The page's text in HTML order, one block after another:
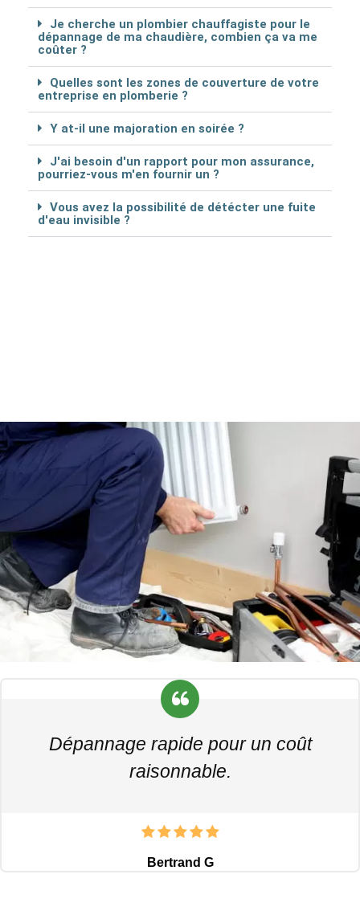
Je cherche un plombier chauffagiste pour le
dépannage de ma chaudière, combien ça va me
coûter ?
Quelles sont les zones de couverture de votre
entreprise en plomberie ?
Y at-il une majoration en soirée ?
J'ai besoin d'un rapport pour mon assurance,
pourriez-vous m'en fournir un ?
Vous avez la possibilité de détécter une fuite
d'eau invisible ?
Dépannage rapide pour un coût
raisonnable.
Bertrand G